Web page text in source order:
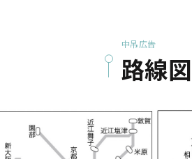
中吊広告
路線図